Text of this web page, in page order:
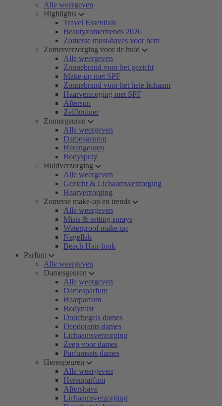
Alle weergeven
Highlights
Travel Essentials
Beautyzomertrends 2026
Zomerse must-haves voor hem
Zomerverzorging voor de huid
Alle weergeven
Zonnebrand voor het gezicht
Make-up met SPF
Zonnebrand voor het hele lichaam
Haarverzorging met SPF
Aftersun
Zelfbruiner
Zomergeuren
Alle weergeven
Damesgeuren
Herengeuren
Bodyspray
Huidverzorging
Alle weergeven
Gezicht & Lichaamsverzorging
Haarverzorging
Zomerse make-up en trends
Alle weergeven
Mists & setting sprays
Waterproof make-up
Nagellak
Beach Hair-look
Parfum
Alle weergeven
Damesgeuren
Alle weergeven
Damesparfum
Haarparfum
Bodymist
Douchegels dames
Deodorants dames
Lichaamsverzorging
Zeep voor dames
Parfumsets dames
Herengeuren
Alle weergeven
Herenparfum
Aftershave
Lichaamsverzorging